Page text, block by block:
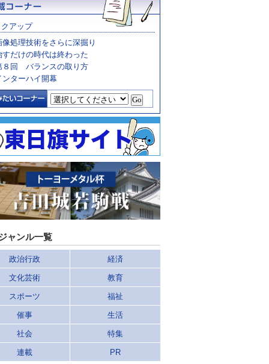
アップ
像処理技術をさらに深掘り
すだけの時代は終わった
８回 バランスの取り方
ンターハイ開幕
ャンル一覧
政治行政 経済
文化芸術 教育
スポーツ 福祉
催事 生活
社会 特集
連載 PR